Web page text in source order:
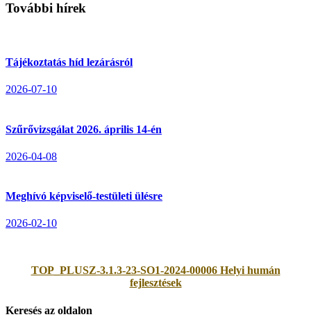
További hírek
Tájékoztatás híd lezárásról
2026-07-10
Szűrővizsgálat 2026. április 14-én
2026-04-08
Meghívó képviselő-testületi ülésre
2026-02-10
TOP_PLUSZ-3.1.3-23-SO1-2024-00006 Helyi humán
fejlesztések
Keresés az oldalon